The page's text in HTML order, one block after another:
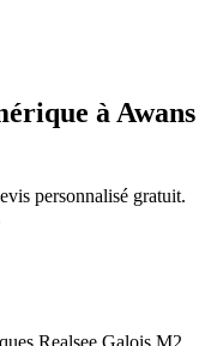
àAwans
personnalisé gratuit.